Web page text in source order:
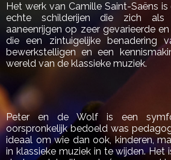
Het werk van Camille Saint-Saëns is
echte schilderijen die zich als
aaneenrijgen op zeer gevarieerde
die een zintuigelijke benadering
bewerkstelligen en een
wereld van de klassieke muziek.
Peter en de Wolf is een
oorspronkelijk bedoeld was
ideaal om wie dan ook, kinderen,
in klassieke muziek in te wijden. Het